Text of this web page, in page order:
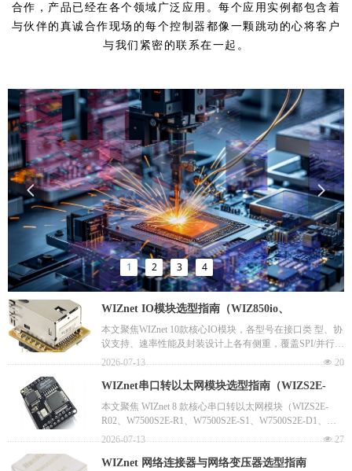
合作，产品已经在各个领域广泛应用。每个应用实例都包含着
与伙伴的真诚合作现场的每个控制器都像一颗跳动的心将客户
与我们紧密的联系在一起。
WIZnet IO模块选型指南（WIZ850io、
WIZ810Sio、WIZ610io、WIZ630io、WIZ550io
Wer1.3、W5500-io、W6100-io、WIZ810SMJ、
WIZ610MJ、WIZ630MJ）
本文聚焦WIZnet 10款核心IO模块，各型号在接口类 型、协
议支持、速率性能及封装设计上各有侧重，覆盖SPI/并行总
线转以太网、IPv4/IPv6双栈通信、低功耗联网等多场景需
计诉求，帮助用户快速锁定适配方案，降低选型与开发成
本。
넶 20
2026-07-13
WIZnet串口转以太网模块选型指南（WIZS2E-
R02、W7500S2E-R1、W7500S2E-S1、
W7500S2E-D1、W5500S2E-S1、W5500S2E-R1、
WIZ750SR、WIZ750SR-110、WIZ510SR-RP）
本文聚焦 WIZnet 8 款核心串口转以太网模块（WIZS2E-
R02、W7500S2E-R1、W7500S2E-S1、W7500S2E-D1、
W5500S2E-S1、W5500S2E-R1、WIZ750SR、WIZ750SR-
全配置及兼容性上各有侧重，覆盖工业级稳定联网，加密
넶 27
2026-07-13
WIZnet 网络连接器与网络变压器选型指南
1 2 3 4
넳 넲